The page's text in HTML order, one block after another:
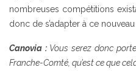
nombreuses compétitions
donc de s’adapter à ce nouveau
Canovia : Vous serez donc
Franche-Comté, qu’est ce que